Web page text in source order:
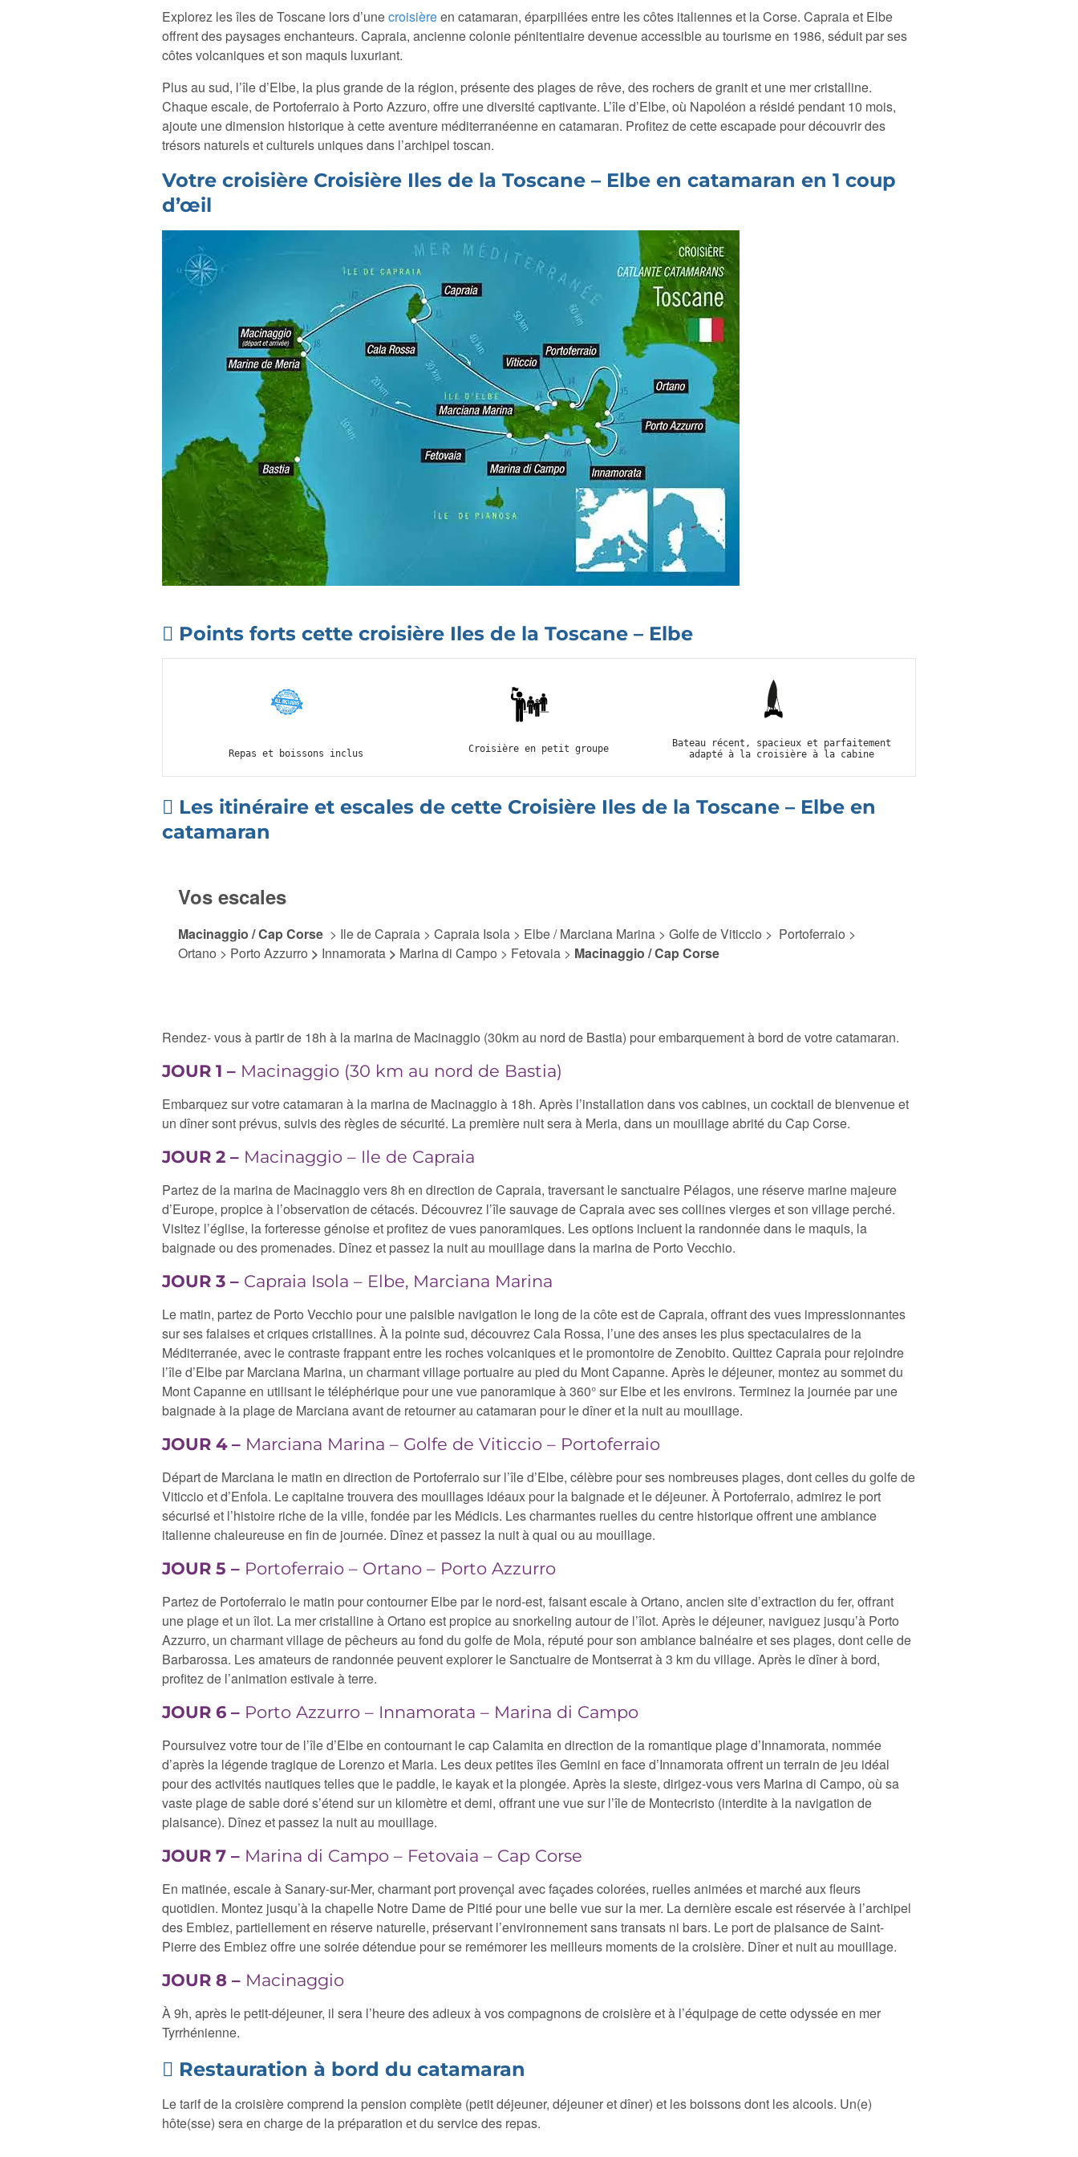
Explorez les îles de Toscane lors d’unecroisièreen catamaran, éparpillées entre les côtes italiennes et la Corse. Capraia et Elbe
offrent des paysages enchanteurs. Capraia, ancienne colonie pénitentiaire devenue accessible au tourisme en 1986, séduit par ses
côtes volcaniques et son maquis luxuriant.
Plus au sud, l’île d’Elbe, la plus grande de la région, présente des plages de rêve, des rochers de granit et une mer cristalline.
Chaque escale, de Portoferraio à Porto Azzuro, offre une diversité captivante. L’île d’Elbe, où Napoléon a résidé pendant 10 mois,
ajoute une dimension historique à cette aventure méditerranéenne en catamaran. Profitez de cette escapade pour découvrir des
trésors naturels et culturels uniques dans l’archipel toscan.
Votre croisière Croisière Iles de la Toscane – Elbe en catamaran en 1 coup
d’œil
Points forts cette croisière Iles de la Toscane – Elbe
Repas et boissons inclus Croisière en petit groupe
Bateau récent, spacieux et parfaitement
adapté à la croisière à la cabine
Les itinéraire et escales de cette Croisière Iles de la Toscane – Elbe en
catamaran
Vos escales
Macinaggio / Cap Corse > Ile de Capraia > Capraia Isola > Elbe / Marciana Marina > Golfe de Viticcio > Portoferraio >
Ortano > Porto Azzurro > Innamorata > Marina di Campo > Fetovaia > Macinaggio / Cap Corse
Rendez- vous à partir de 18h à la marina de Macinaggio (30km au nord de Bastia) pour embarquement à bord de votre catamaran.
JOUR 1 – Macinaggio (30 km au nord de Bastia)
Embarquez sur votre catamaran à la marina de Macinaggio à 18h. Après l’installation dans vos cabines, un cocktail de bienvenue et
un dîner sont prévus, suivis des règles de sécurité. La première nuit sera à Meria, dans un mouillage abrité du Cap Corse.
JOUR 2 – Macinaggio – Ile de Capraia
Partez de la marina de Macinaggio vers 8h en direction de Capraia, traversant le sanctuaire Pélagos, une réserve marine majeure
d’Europe, propice à l’observation de cétacés. Découvrez l’île sauvage de Capraia avec ses collines vierges et son village perché.
Visitez l’église, la forteresse génoise et profitez de vues panoramiques. Les options incluent la randonnée dans le maquis, la
baignade ou des promenades. Dînez et passez la nuit au mouillage dans la marina de Porto Vecchio.
JOUR 3 – Capraia Isola – Elbe, Marciana Marina
Le matin, partez de Porto Vecchio pour une paisible navigation le long de la côte est de Capraia, offrant des vues impressionnantes
sur ses falaises et criques cristallines. À la pointe sud, découvrez Cala Rossa, l’une des anses les plus spectaculaires de la
Méditerranée, avec le contraste frappant entre les roches volcaniques et le promontoire de Zenobito. Quittez Capraia pour rejoindre
l’île d’Elbe par Marciana Marina, un charmant village portuaire au pied du Mont Capanne. Après le déjeuner, montez au sommet du
Mont Capanne en utilisant le téléphérique pour une vue panoramique à 360° sur Elbe et les environs. Terminez la journée par une
baignade à la plage de Marciana avant de retourner au catamaran pour le dîner et la nuit au mouillage.
JOUR 4 – Marciana Marina – Golfe de Viticcio – Portoferraio
Départ de Marciana le matin en direction de Portoferraio sur l’île d’Elbe, célèbre pour ses nombreuses plages, dont celles du golfe de
Viticcio et d’Enfola. Le capitaine trouvera des mouillages idéaux pour la baignade et le déjeuner. À Portoferraio, admirez le port
sécurisé et l’histoire riche de la ville, fondée par les Médicis. Les charmantes ruelles du centre historique offrent une ambiance
italienne chaleureuse en fin de journée. Dînez et passez la nuit à quai ou au mouillage.
JOUR 5 – Portoferraio – Ortano – Porto Azzurro
Partez de Portoferraio le matin pour contourner Elbe par le nord-est, faisant escale à Ortano, ancien site d’extraction du fer, offrant
une plage et un îlot. La mer cristalline à Ortano est propice au snorkeling autour de l’îlot. Après le déjeuner, naviguez jusqu’à Porto
Azzurro, un charmant village de pêcheurs au fond du golfe de Mola, réputé pour son ambiance balnéaire et ses plages, dont celle de
Barbarossa. Les amateurs de randonnée peuvent explorer le Sanctuaire de Montserrat à 3 km du village. Après le dîner à bord,
profitez de l’animation estivale à terre.
JOUR 6 – Porto Azzurro – Innamorata – Marina di Campo
Poursuivez votre tour de l’île d’Elbe en contournant le cap Calamita en direction de la romantique plage d’Innamorata, nommée
d’après la légende tragique de Lorenzo et Maria. Les deux petites îles Gemini en face d’Innamorata offrent un terrain de jeu idéal
pour des activités nautiques telles que le paddle, le kayak et la plongée. Après la sieste, dirigez-vous vers Marina di Campo, où sa
vaste plage de sable doré s’étend sur un kilomètre et demi, offrant une vue sur l’île de Montecristo (interdite à la navigation de
plaisance). Dînez et passez la nuit au mouillage.
JOUR 7 – Marina di Campo – Fetovaia – Cap Corse
En matinée, escale à Sanary-sur-Mer, charmant port provençal avec façades colorées, ruelles animées et marché aux fleurs
quotidien. Montez jusqu’à la chapelle Notre Dame de Pitié pour une belle vue sur la mer. La dernière escale est réservée à l’archipel
des Embiez, partiellement en réserve naturelle, préservant l’environnement sans transats ni bars. Le port de plaisance de Saint-
Pierre des Embiez offre une soirée détendue pour se remémorer les meilleurs moments de la croisière. Dîner et nuit au mouillage.
JOUR 8 – Macinaggio
À 9h, après le petit-déjeuner, il sera l’heure des adieux à vos compagnons de croisière et à l’équipage de cette odyssée en mer
Tyrrhénienne.
Restauration à bord du catamaran
Le tarif de la croisière comprend la pension complète (petit déjeuner, déjeuner et dîner) et les boissons dont les alcools. Un(e)
hôte(sse) sera en charge de la préparation et du service des repas.